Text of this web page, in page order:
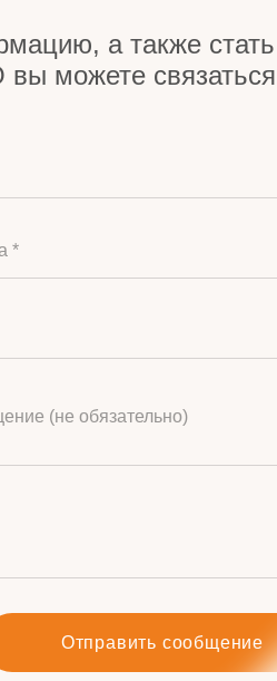
а также
можете
*
(не обязательно)
Отправить сообщение